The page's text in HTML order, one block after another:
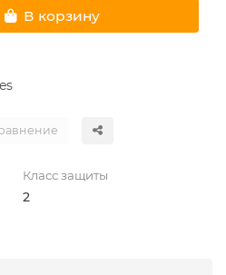
В корзину
Класс защиты
2